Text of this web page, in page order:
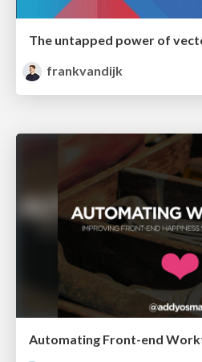
The untapped power of
frankvandijk
Automating Front-end